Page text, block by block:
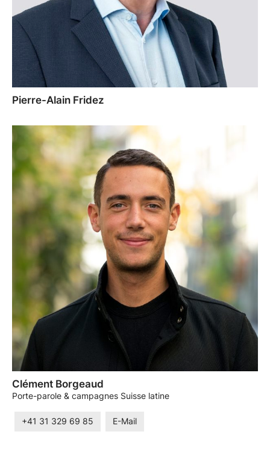
Pierre-Alain Fridez
Clément Borgeaud
Porte-parole & campagnes Suisse latine
+41 31 329 69 85 E-Mail